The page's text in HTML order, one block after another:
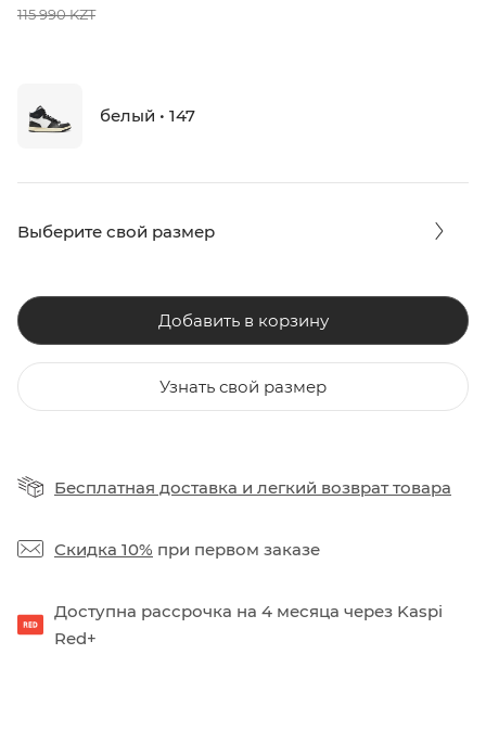
115 990 KZT
белый • 147
Выберите свой размер
Добавить в корзину
Узнать свой размер
Бесплатная доставка и легкий возврат товара
Скидка 10% при первом заказе
Доступна рассрочка на 4 месяца через Kaspi
Red+